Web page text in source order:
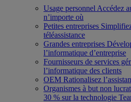
Usage personnel Accédez
n’importe où
Petites entreprises
téléassistance
Grandes entreprises
l’informatique d’entreprise
Fournisseurs de services
l’informatique des clients
OEM Rationalisez
Organismes à but non
30 % sur la technologie